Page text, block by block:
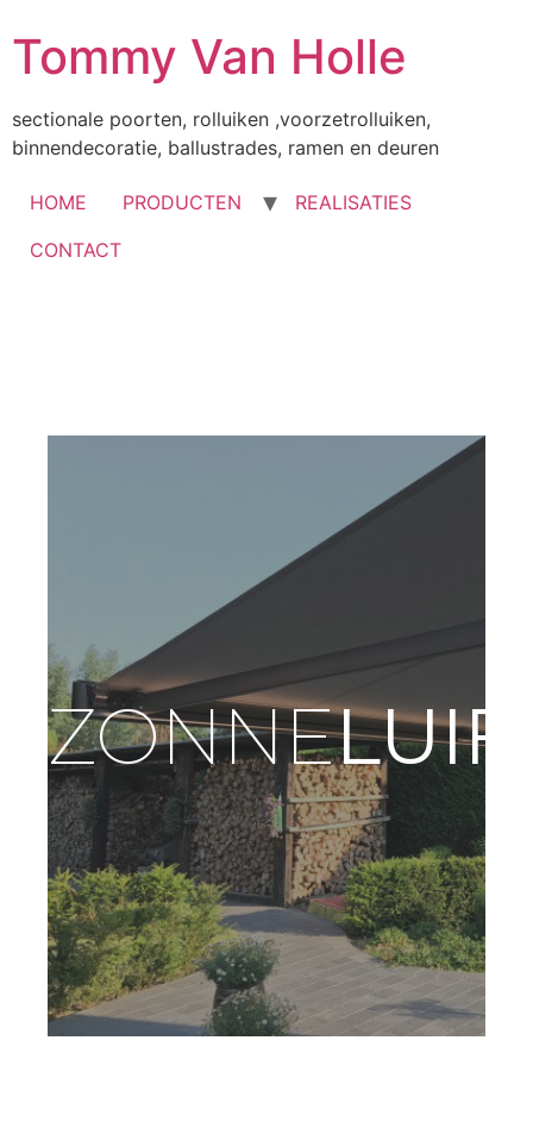
Tommy Van Holle
sectionale poorten, rolluiken ,voorzetrolluiken,
binnendecoratie, ballustrades, ramen en deuren
HOME PRODUCTEN
REALISATIES
CONTACT
ZONNE